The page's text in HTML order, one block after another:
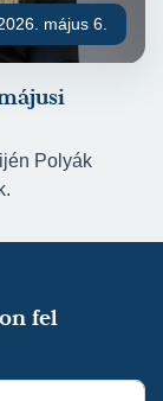
május 6.
Polyák
fel